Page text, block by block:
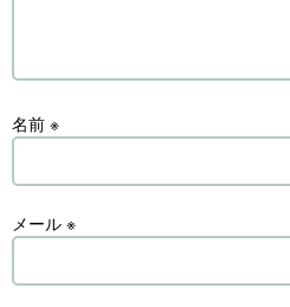
名前 ※
メール ※